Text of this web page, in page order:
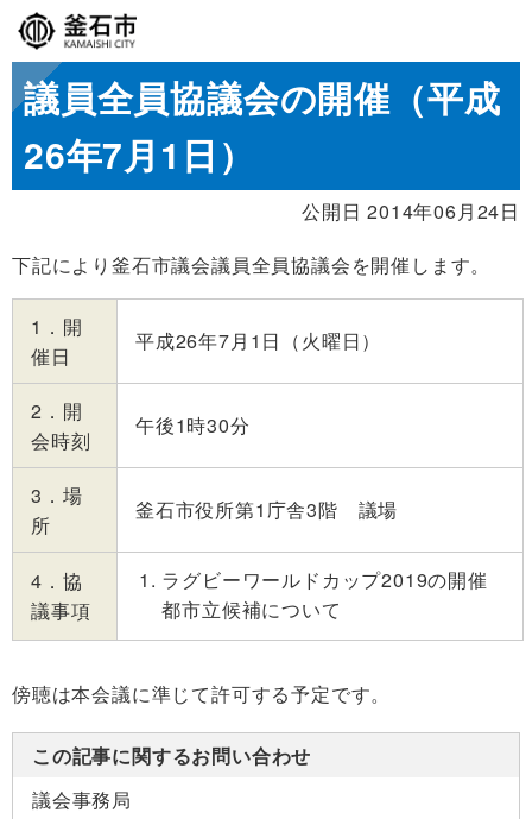
議員全員協議会の開催（平成
26年7月1日）
公開日 2014年06月24日
下記により釜石市議会議員全員協議会を開催します。
1．開
催日
平成26年7月1日（火曜日）
2．開
会時刻
午後1時30分
3．場
所
釜石市役所第1庁舎3階 議場
4．協
議事項
ラグビーワールドカップ2019の開催
都市立候補について
傍聴は本会議に準じて許可する予定です。
この記事に関するお問い合わせ
議会事務局